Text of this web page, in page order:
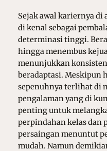
Sejak awal kariernya di
di kenal sebagai
determinasi tinggi.
hingga menembus
menunjukkan
beradaptasi. Meskipun
sepenuhnya terlihat di
pengalaman yang di
penting untuk
perpindahan kelas dan
persaingan menuntut
mudah. Namun